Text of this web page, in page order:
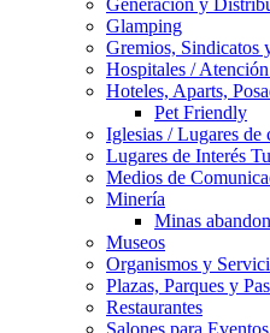
Glamping
Gremios, Sindicatos
Hospitales /
Hoteles, Aparts,
Pet Friendly
Iglesias / Lugares de
Lugares de Interés
Medios de
Minería
Minas
Museos
Organismos y
Plazas, Parques y
Restaurantes
Salones para